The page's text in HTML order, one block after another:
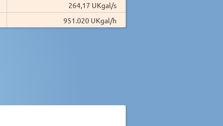
264,17 UKgal/s
951.020 UKgal/h